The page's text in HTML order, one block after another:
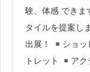
験、体感 できま
タイルを提案し
出展！
ショッ
トレット
アク